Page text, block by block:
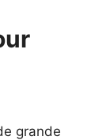
grande